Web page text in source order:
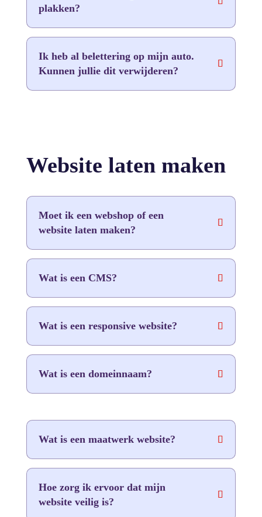
plakken?
Ik heb al belettering op mijn auto.
Kunnen jullie dit verwijderen?
Website laten maken
Moet ik een webshop of een
website laten maken?
Wat is een CMS?
Wat is een responsive website?
Wat is een domeinnaam?
Wat is een maatwerk website?
Hoe zorg ik ervoor dat mijn
website veilig is?